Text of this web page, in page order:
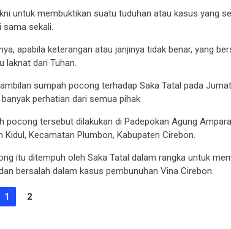
untuk membuktikan suatu tuduhan atau kasus yang
sama sekali.
apabila keterangan atau janjinya tidak benar, yang
laknat dari Tuhan.
sumpah pocong terhadap Saka Tatal pada
perhatian dari semua pihak
pocong tersebut dilakukan di Padepokan Agung
Kidul, Kecamatan Plumbon, Kabupaten Cirebon.
itu ditempuh oleh Saka Tatal dalam rangka untuk
bersalah dalam kasus pembunuhan Vina Cirebon.
1 2